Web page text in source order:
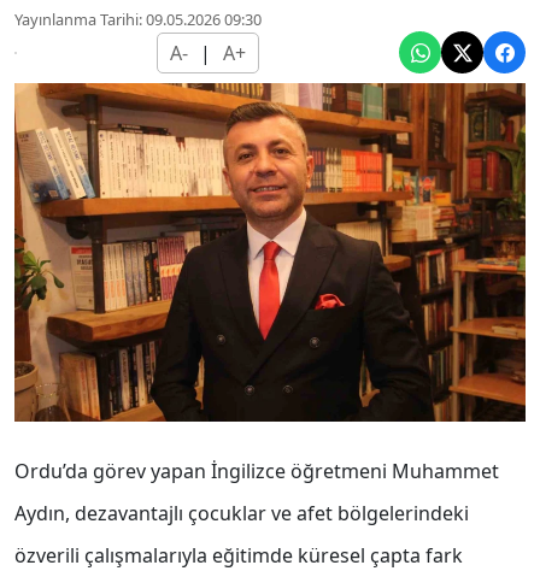
Yayınlanma Tarihi: 09.05.2026 09:30
A- | A+
Ordu’da görev yapan İngilizce öğretmeni Muhammet
Aydın, dezavantajlı çocuklar ve afet bölgelerindeki
özverili çalışmalarıyla eğitimde küresel çapta fark